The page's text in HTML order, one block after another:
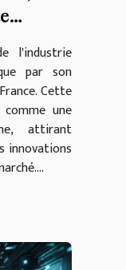
l'industrie
par son
Cette
une
attirant
innovations